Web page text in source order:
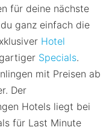
für deine nächste
ganz einfach die
Hotel
Specials.
mit Preisen ab
Der
Hotels liegt bei
für Last Minute